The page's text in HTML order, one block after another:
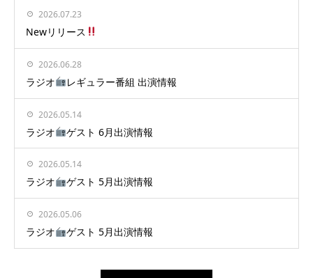
2026.07.23
Newリリース
2026.06.28
ラジオ レギュラー番組 出演情報
2026.05.14
ラジオ ゲスト 6月出演情報
2026.05.14
ラジオ ゲスト 5月出演情報
2026.05.06
ラジオ ゲスト 5月出演情報